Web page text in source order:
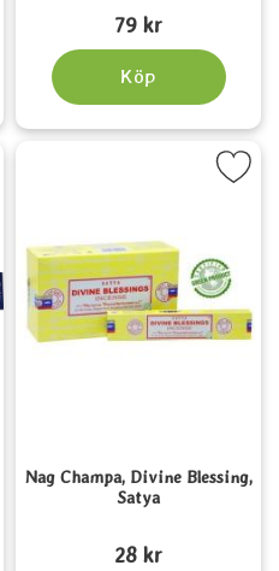
79 kr
Köp
som favorit
Nag Champa, Divine Blessing,
Satya
28 kr
nag Champa, Divine